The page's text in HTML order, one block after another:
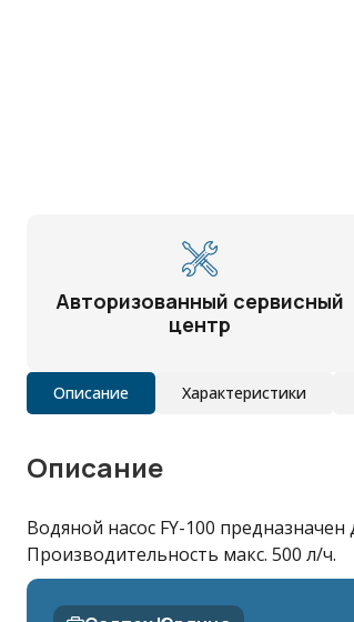
Авторизованный сервисный
центр
Описание Характеристики
Описание
Водяной насос FY-100
Производительность макс. 500 л/ч.